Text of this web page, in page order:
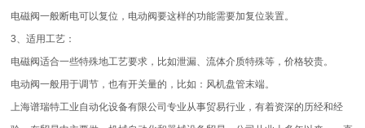
电磁阀一般断电可以复位，电动阀要这样的功能需要加复位装置。
3、适用工艺：
电磁阀适合一些特殊地工艺要求，比如泄漏、流体介质特殊等，价格较贵。
电动阀一般用于调节，也有开关量的，比如：风机盘管末端。
上海谱瑞特工业自动化设备有限公司专业从事贸易行业，有着资深的历经和经